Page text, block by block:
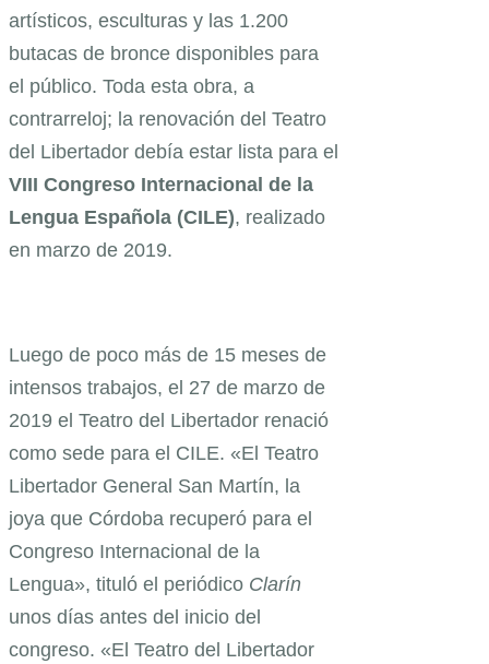
artísticos, esculturas y las 1.200
butacas de bronce disponibles para
el público. Toda esta obra, a
contrarreloj; la renovación del Teatro
del Libertador debía estar lista para el
VIII Congreso Internacional de la
Lengua Española (CILE), realizado
en marzo de 2019.
Luego de poco más de 15 meses de
intensos trabajos, el 27 de marzo de
2019 el Teatro del Libertador renació
como sede para el CILE. «El Teatro
Libertador General San Martín, la
joya que Córdoba recuperó para el
Congreso Internacional de la
Lengua», tituló el periódico Clarín
unos días antes del inicio del
congreso. «El Teatro del Libertador